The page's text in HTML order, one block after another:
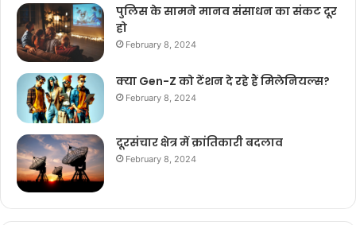
पुलिस के सामने मानव संसाधन का संकट दूर
हो
February 8, 2024
क्या Gen-Z को टेंशन दे रहे हैं मिलेनियल्स?
February 8, 2024
दूरसंचार क्षेत्र में क्रांतिकारी बदलाव
February 8, 2024